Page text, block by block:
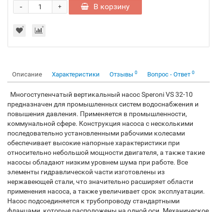
+
- В корзину
Описание Характеристики Отзывы 0 Вопрос - Ответ 0
Многоступенчатый вертикальный насос Speroni VS 32-10
предназначен для промышленных систем водоснабжения и
повышения давления. Применяется в промышленности,
коммунальной сфере. Конструкция насоса с несколькими
последовательно установленными рабочими колесами
обеспечивает высокие напорные характеристики при
относительно небольшой мощности двигателя, а также такие
насосы обладают низким уровнем шума при работе. Все
элементы гидравлической части изготовлены из
нержавеющей стали, что значительно расширяет области
применения насоса, а также увеличивает срок эксплуатации.
Насос подсоединяется к трубопроводу стандартными